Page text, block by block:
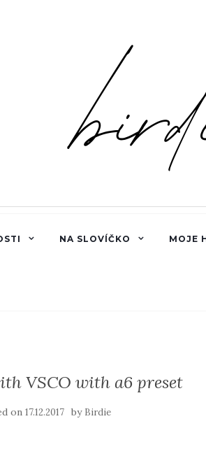
NA SLOVÍČKO MOJE
VSCO with a6 preset
on 17.12.2017 by Birdie